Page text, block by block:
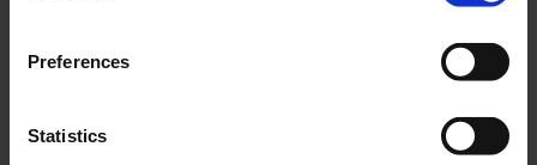
Preferences
Statistics
51 %